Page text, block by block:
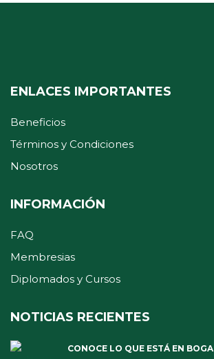
ENLACES IMPORTANTES
Beneficios
Términos y Condiciones
Nosotros
INFORMACIÓN
FAQ
Membresias
Diplomados y Cursos
NOTICIAS RECIENTES
CONOCE LO QUE ESTÁ EN BOGA